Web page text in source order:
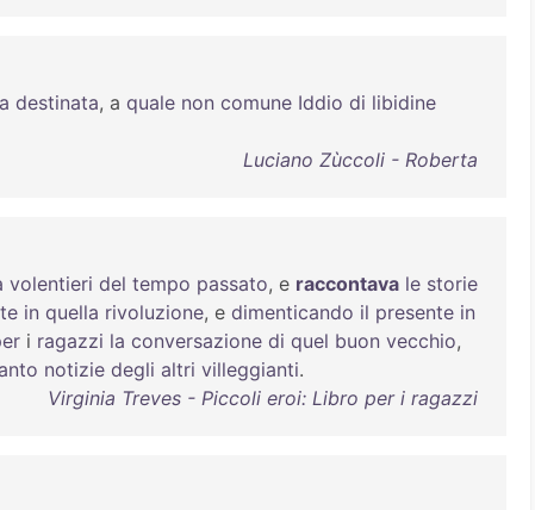
destinata, a quale non comune Iddio di libidine
Luciano Zùccoli - Roberta
volentieri del tempo passato, e raccontava le storie
in quella rivoluzione, e dimenticando il presente in
i ragazzi la conversazione di quel buon vecchio,
notizie degli altri villeggianti.
Virginia Treves - Piccoli eroi: Libro per i ragazzi